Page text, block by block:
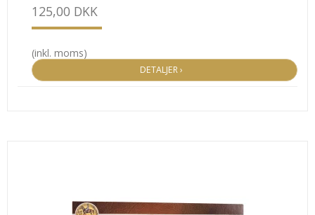
125,00 DKK
(inkl. moms)
DETALJER ›